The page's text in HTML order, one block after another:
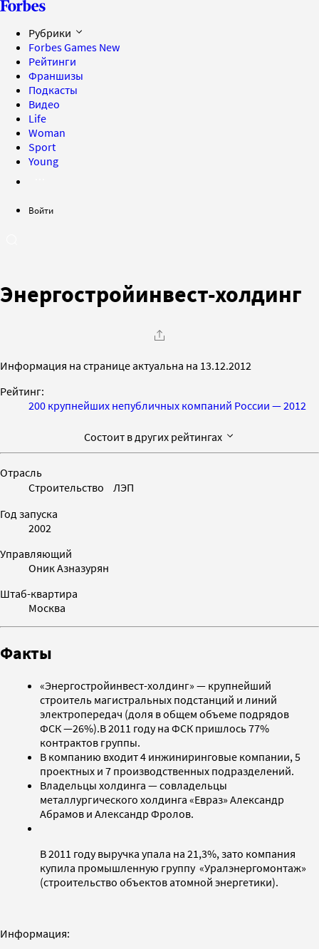
Рубрики
Forbes Games New
Рейтинги
Франшизы
Подкасты
Видео
Life
Woman
Sport
Young
Войти
Энергостройинвест-холдинг
Информация на странице актуальна на 13.12.2012
Рейтинг:
200 крупнейших непубличных компаний России — 2012
Состоит в других рейтингах
Отрасль
Строительство ЛЭП
Год запуска
2002
Управляющий
Оник Азназурян
Штаб-квартира
Москва
Факты
«Энергостройинвест-холдинг» — крупнейший
строитель магистральных подстанций и линий
электропередач (доля в общем объеме подрядов
ФСК —26%).В 2011 году на ФСК пришлось 77%
контрактов группы.
В компанию входит 4 инжиниринговые компании, 5
проектных и 7 производственных подразделений.
Владельцы холдинга — совладельцы
металлургического холдинга «Евраз» Александр
Абрамов и Александр Фролов.
В 2011 году выручка упала на 21,3%, зато компания
купила промышленную группу «Уралэнергомонтаж»
(строительство объектов атомной энергетики).
Информация: